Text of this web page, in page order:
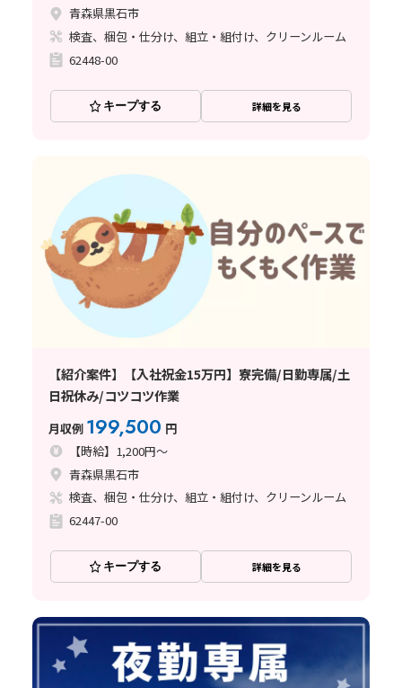
青森県黒石市
検査、梱包・仕分け、組立・組付け、クリーンルーム
62448-00
キープする 詳細を見る
【紹介案件】【入社祝金15万円】寮完備/日勤専属/土
日祝休み/コツコツ作業
月収例 199,500 円
【時給】1,200円～
青森県黒石市
検査、梱包・仕分け、組立・組付け、クリーンルーム
62447-00
キープする 詳細を見る